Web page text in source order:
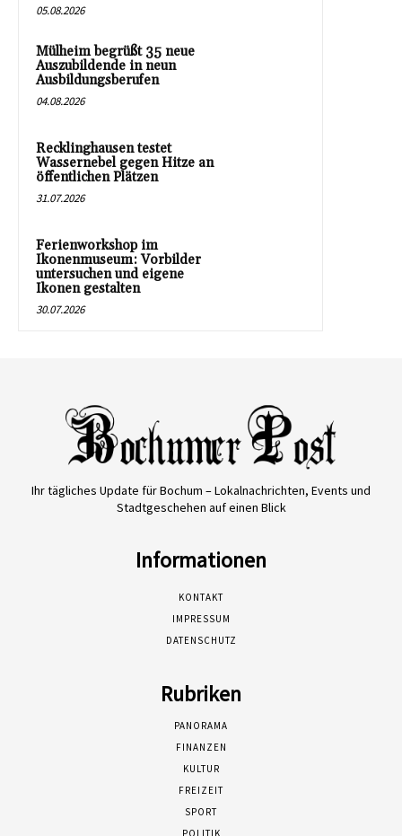
05.08.2026
Mülheim begrüßt 35 neue
Auszubildende in neun
Ausbildungsberufen
04.08.2026
Recklinghausen testet
Wassernebel gegen Hitze an
öffentlichen Plätzen
31.07.2026
Ferienworkshop im
Ikonenmuseum: Vorbilder
untersuchen und eigene
Ikonen gestalten
30.07.2026
Ihr tägliches Update für Bochum – Lokalnachrichten, Events und
Stadtgeschehen auf einen Blick
Informationen
KONTAKT
IMPRESSUM
DATENSCHUTZ
Rubriken
PANORAMA
FINANZEN
KULTUR
FREIZEIT
SPORT
POLITIK